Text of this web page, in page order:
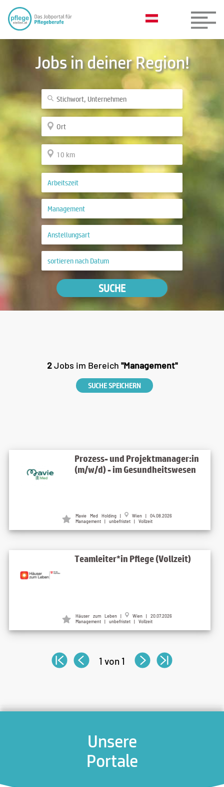
Jobs in deiner Region!
SUCHE
2Jobs im Bereich "Management"
SUCHE SPEICHERN
Prozess- und Projektmanager:in
(m/w/d) - im Gesundheitswesen
Mavie Med Holding |
Wien | 04.08.2026
Management | unbefristet | Vollzeit
Teamleiter*in Pflege (Vollzeit)
Häuser zum Leben |
Wien | 20.07.2026
Management | unbefristet | Vollzeit
1 von 1
Unsere
Portale